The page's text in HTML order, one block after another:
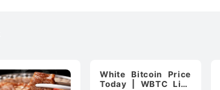
White Bitcoin Price
Today | WBTC Live